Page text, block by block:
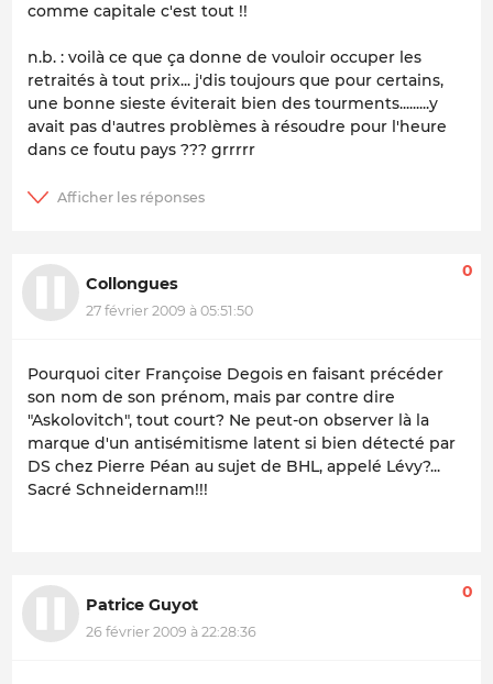
comme capitale c'est tout !!
n.b. : voilà ce que ça donne de vouloir occuper les
retraités à tout prix... j'dis toujours que pour certains,
une bonne sieste éviterait bien des tourments.........y
avait pas d'autres problèmes à résoudre pour l'heure
dans ce foutu pays ??? grrrrr
Collongues
27 février 2009 à 05:51:50
0
Pourquoi citer Françoise Degois en faisant précéder
son nom de son prénom, mais par contre dire
"Askolovitch", tout court? Ne peut-on observer là la
marque d'un antisémitisme latent si bien détecté par
DS chez Pierre Péan au sujet de BHL, appelé Lévy?...
Sacré Schneidernam!!!
Patrice Guyot
26 février 2009 à 22:28:36
0